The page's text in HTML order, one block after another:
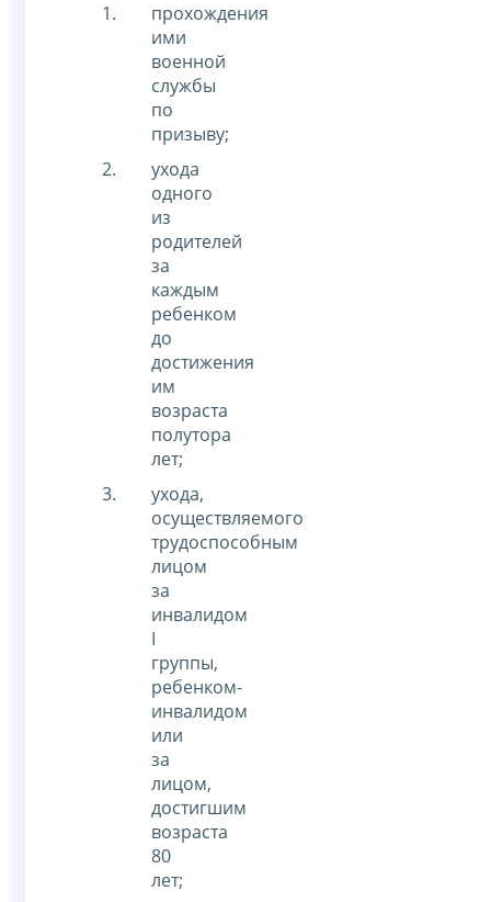
прохождения
ими
военной
службы
по
призыву;
ухода
одного
из
родителей
за
каждым
ребенком
до
достижения
им
возраста
полутора
лет;
ухода,
осуществляемого
трудоспособным
лицом
за
инвалидом
I
группы,
ребенком-
инвалидом
или
за
лицом,
достигшим
возраста
80
лет;